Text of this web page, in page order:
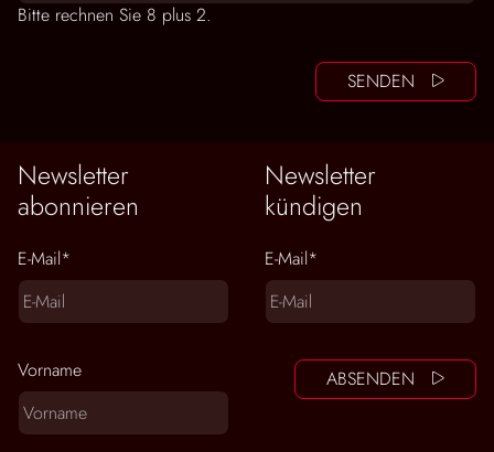
Bitte rechnen Sie 8 plus 2.
SENDEN
Newsletter
abonnieren
Pflichtfeld
E-Mail*
Vorname
Newsletter
kündigen
Pflichtfeld
E-Mail*
ABSENDEN